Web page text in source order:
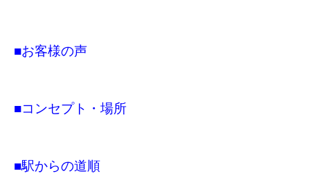
■お客様の声
■コンセプト・場所
■駅からの道順